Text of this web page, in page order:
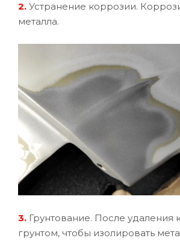
2. Устранение коррозии.
металла.
3. Грунтование. После
грунтом, чтобы изолировать